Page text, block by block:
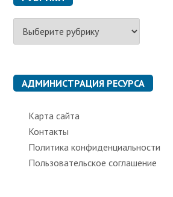
Р
б
к
и АДМИНИСТРАЦИЯ РЕСУРСА
Карта сайта
Контакты
Политика конфиденциальности
Пользовательское соглашение